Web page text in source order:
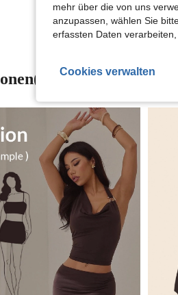
mehr über die von uns
anzupassen, wählen Sie
erfassten Daten verarbeiten,
Cookies verwalten